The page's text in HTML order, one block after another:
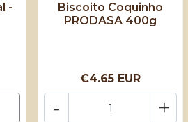
-
Biscoito Coquinho
PRODASA 400g
€4.65 EUR
+
-